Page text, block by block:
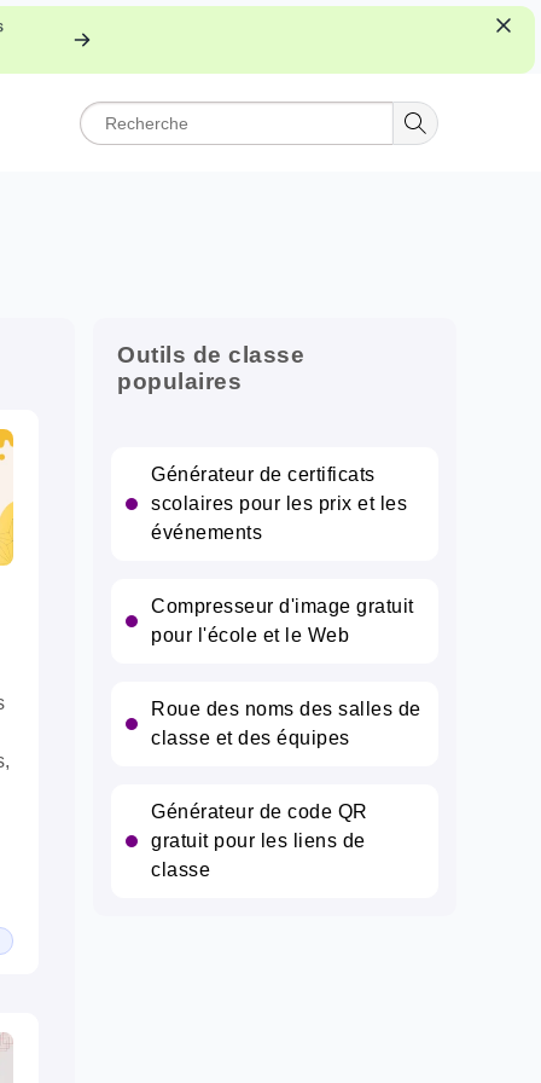
Outils de classe
populaires
Générateur de certificats
scolaires pour les prix et les
événements
Compresseur d'image gratuit
pour l'école et le Web
Roue des noms des salles de
classe et des équipes
Générateur de code QR
gratuit pour les liens de
classe